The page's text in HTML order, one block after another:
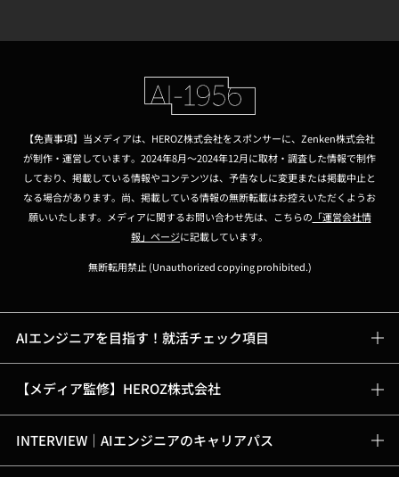
【免責事項】当メディアは、HEROZ株式会社をスポンサーに、Zenken株式会社
が制作・運営しています。2024年8月～2024年12月に取材・調査した情報で制作
しており、掲載している情報やコンテンツは、予告なしに変更または掲載中止と
なる場合があります。尚、掲載している情報の無断転載はお控えいただくようお
願いいたします。メディアに関するお問い合わせ先は、こちらの 「運営会社情
報」ページに記載しています。
無断転用禁止 (Unauthorized copying prohibited.)
AIエンジニアを目指す！就活チェック項目
【メディア監修】HEROZ株式会社
INTERVIEW｜AIエンジニアのキャリアパス